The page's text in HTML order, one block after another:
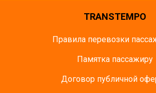
TRANSTEMPO
Правила перевозки
Памятка пасcажиру
Договор публичной